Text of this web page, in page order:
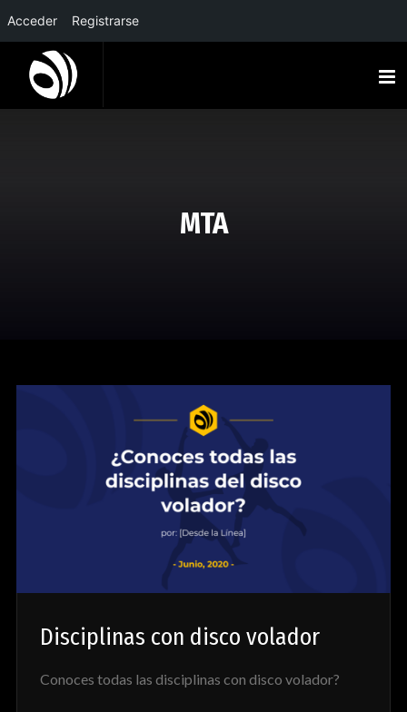
MTA
Disciplinas con disco volador
Conoces todas las disciplinas con disco volador?
Acceder Registrarse